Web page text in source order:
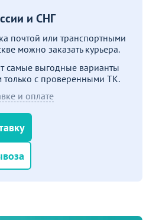
и СНГ
почтой или транспортными
можно заказать курьера.
самые выгодные варианты
только с проверенными ТК.
и оплате
серебро, кожзам синий
3 090 ₽